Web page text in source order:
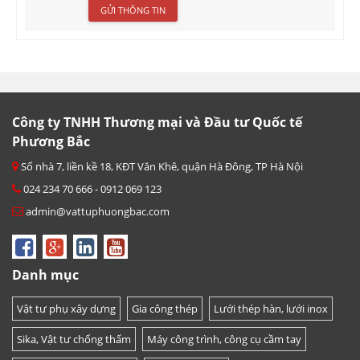
Công ty TNHH Thương mại và Đầu tư Quốc tế
Phương Bắc
Số nhà 7, liền kề 18, KĐT Văn Khê, quận Hà Đông, TP Hà Nội
024 234 70 666 - 0912 069 123
admin@vattuphuongbac.com
Danh mục
Vật tư phụ xây dựng Gia công thép Lưới thép hàn, lưới inox
Sika, Vật tư chống thấm Máy công trình, công cụ cầm tay